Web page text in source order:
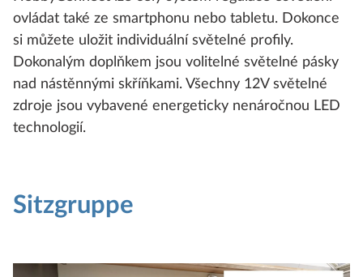
ovládat také ze smartphonu nebo tabletu. Dokonce
si můžete uložit individuální světelné profily.
Dokonalým doplňkem jsou volitelné světelné pásky
nad nástěnnými skříňkami. Všechny 12V světelné
zdroje jsou vybavené energeticky nenáročnou LED
technologií.
Sitzgruppe